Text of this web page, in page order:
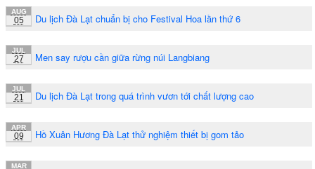
AUG
05 Du lịch Đà Lạt chuẩn bị cho Festival Hoa lần thứ 6
JUL
27 Men say rượu cần giữa rừng núi Langbiang
JUL
21 Du lịch Đà Lạt trong quá trình vươn tới chất lượng cao
APR
09 Hồ Xuân Hương Đà Lạt thử nghiệm thiết bị gom tảo
MAR